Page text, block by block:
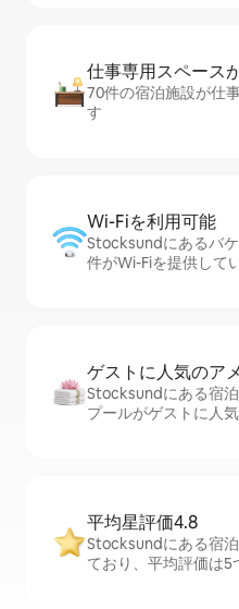
仕事専用ス⁠ペ⁠ー⁠ス
70件の宿泊施設が仕
す
Wi-Fiを利⁠用⁠可⁠能
Stocksundにあるバ
件がWi-Fiを提供して
ゲストに人⁠気⁠のア⁠
Stocksundにある宿泊
プールがゲストに人
平均星評価4.8
Stocksundにある宿
ており、平均評価は5